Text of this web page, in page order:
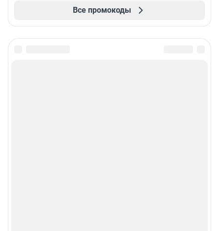
Все промокоды